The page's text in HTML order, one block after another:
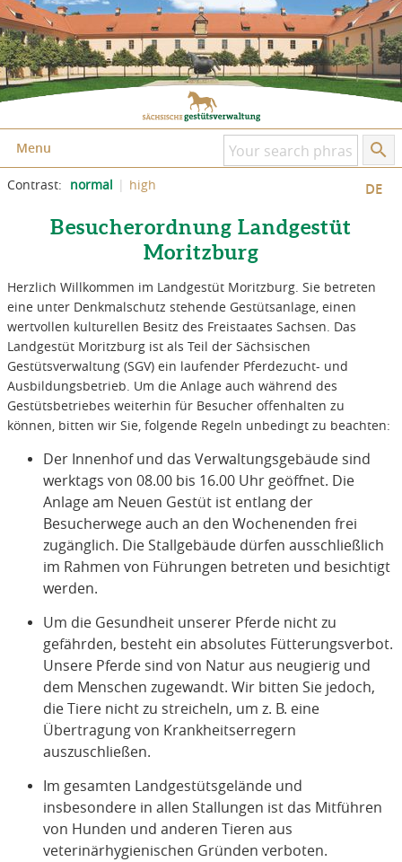
Skip to content
Skip to the page footer
Menu
Contrast: normal high DE
Besucherordnung Landgestüt
Moritzburg
Herzlich Willkommen im Landgestüt Moritzburg. Sie betreten
eine unter Denkmalschutz stehende Gestütsanlage, einen
wertvollen kulturellen Besitz des Freistaates Sachsen. Das
Landgestüt Moritzburg ist als Teil der Sächsischen
Gestütsverwaltung (SGV) ein laufender Pferdezucht- und
Ausbildungsbetrieb. Um die Anlage auch während des
Gestütsbetriebes weiterhin für Besucher offenhalten zu
können, bitten wir Sie, folgende Regeln unbedingt zu beachten:
Der Innenhof und das Verwaltungsgebäude sind
werktags von 08.00 bis 16.00 Uhr geöffnet. Die
Anlage am Neuen Gestüt ist entlang der
Besucherwege auch an den Wochenenden frei
zugänglich. Die Stallgebäude dürfen ausschließlich
im Rahmen von Führungen betreten und besichtigt
werden.
Um die Gesundheit unserer Pferde nicht zu
gefährden, besteht ein absolutes Fütterungsverbot.
Unsere Pferde sind von Natur aus neugierig und
dem Menschen zugewandt. Wir bitten Sie jedoch,
die Tiere nicht zu streicheln, um z. B. eine
Übertragung von Krankheitserregern
auszuschließen.
Im gesamten Landgestütsgelände und
insbesondere in allen Stallungen ist das Mitführen
von Hunden und anderen Tieren aus
veterinärhygienischen Gründen verboten.